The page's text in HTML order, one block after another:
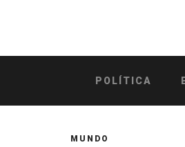
POLÍTICA
MUNDO